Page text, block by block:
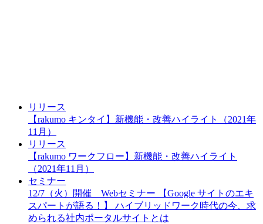
リリース
【rakumo キンタイ】新機能・改善ハイライト（2021年
11月）
リリース
【rakumo ワークフロー】新機能・改善ハイライト
（2021年11月）
セミナー
12/7（火）開催 Webセミナー 【Google サイトのエキ
スパートが語る！】 ハイブリッドワーク時代の今、求
められる社内ポータルサイトとは